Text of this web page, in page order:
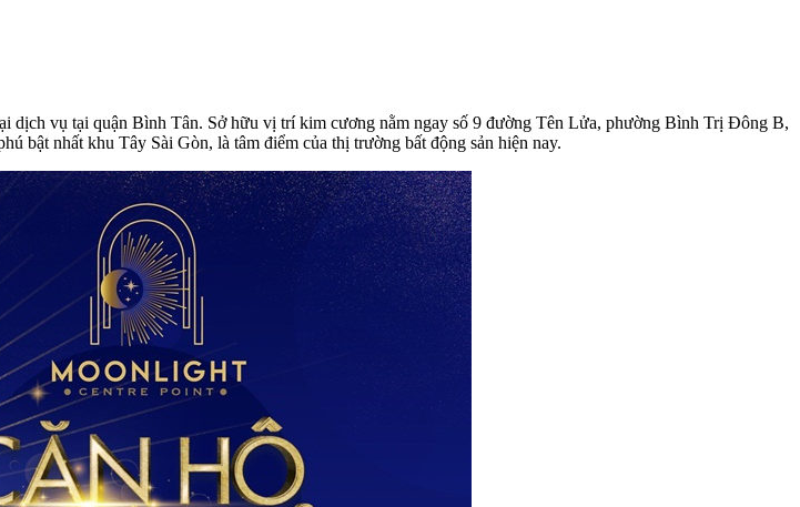
dịch vụ tại quận Bình Tân. Sở hữu vị trí kim cương nằm ngay số 9 đường Tên Lửa, phường Bình Trị Đông B,
bật nhất khu Tây Sài Gòn, là tâm điểm của thị trường bất động sản hiện nay.